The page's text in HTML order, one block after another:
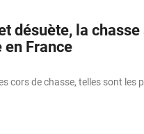
désuète, la
France
cors de chasse, telles sont